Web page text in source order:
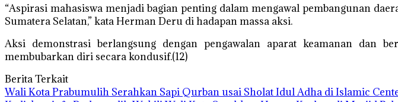
“Aspirasi mahasiswa menjadi bagian penting dalam mengawal pembangunan
Sumatera Selatan,” kata Herman Deru di hadapan massa aksi.
Aksi demonstrasi berlangsung dengan pengawalan aparat keamanan dan
membubarkan diri secara kondusif.(12)
Berita Terkait
Wali Kota Prabumulih Serahkan Sapi Qurban usai Sholat Idul Adha di Islamic